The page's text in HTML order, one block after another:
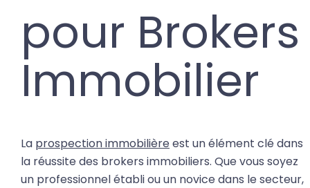
pour Brokers
Immobilier
La prospection immobilièreest un élément clé dans
la réussite des brokers immobiliers. Que vous soyez
un professionnel établi ou un novice dans le secteur,